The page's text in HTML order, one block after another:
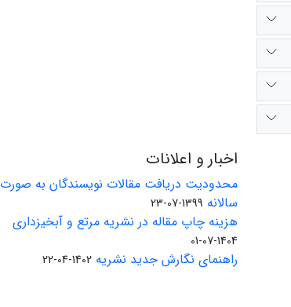
اخبار و اعلانات
محدودیت دریافت مقالات نویسندگان به صورت
سالانه 1399-07-23
هزینه چاپ مقاله در نشریه مرتع و آبخیزداری
1404-07-01
راهنمای نگارش جدید نشریه 1402-04-22